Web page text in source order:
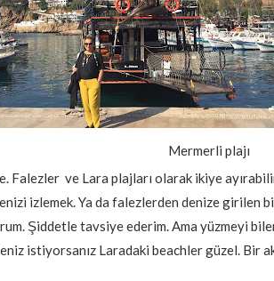
Mermerli plajı
Falezler ve Lara plajları olarak ikiye
izlemek. Ya da falezlerden denize girilen
Şiddetle tavsiye ederim. Ama yüzmeyi
istiyorsanız Laradaki beachler güzel. Bir